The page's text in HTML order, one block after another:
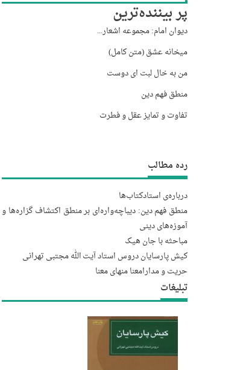
پر بیننده‌ترین
دیوان امام: مجموعه اشعار...
میخانه عشق (متن کامل)
من به خال لبت ای دوست
منطق فهم دین
تفاوت و تمایز عقل و فطرت
رده مطالب
درباره‌‌ی استادکتاب‌ها
منطق فهم دین: دیباچه‌واره‌ای بر منطق اکتشاف گزاره‌ها و
آموزه‌های دینی
مباحثه با جان هیک
کیش پارسایان دروس استاد آیت الله مجتبى تهرانى
حریت و مدارامعنا منهای معنا
تبلیغات